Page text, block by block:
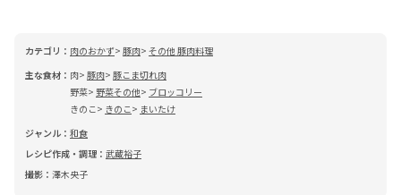
カテゴリ： 肉のおかず 豚肉 その他 豚肉料理
主な食材： 肉 豚肉 豚こま切れ肉
野菜
野菜その他
ブロッコリー
きのこ
きのこ
まいたけ
ジャンル： 和食
レシピ作成・調理： 武蔵裕子
撮影： 澤木央子